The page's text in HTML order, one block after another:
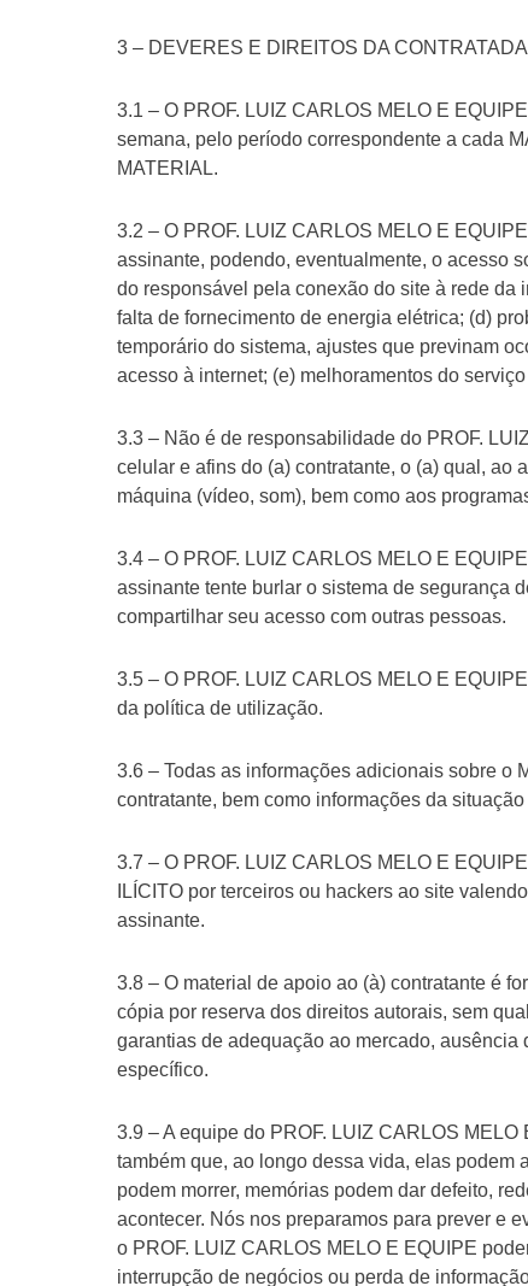
3 – DEVERES E DIREITOS DA CONTRATADA
3.1 – O PROF. LUIZ CARLOS MELO E
semana, pelo período correspondente a cada
MATERIAL.
3.2 – O PROF. LUIZ CARLOS MELO E
assinante, podendo, eventualmente, o acesso
do responsável pela conexão do site à rede da
falta de fornecimento de energia elétrica; (d)
temporário do sistema, ajustes que previnam
acesso à internet; (e) melhoramentos do
3.3 – Não é de responsabilidade do PROF.
celular e afins do (a) contratante, o (a) qual, ao
máquina (vídeo, som), bem como aos
3.4 – O PROF. LUIZ CARLOS MELO E
assinante tente burlar o sistema de segurança
compartilhar seu acesso com outras pessoas.
3.5 – O PROF. LUIZ CARLOS MELO E
da política de utilização.
3.6 – Todas as informações adicionais sobre o
contratante, bem como informações da
3.7 – O PROF. LUIZ CARLOS MELO E
ILÍCITO por terceiros ou hackers ao site
assinante.
3.8 – O material de apoio ao (à) contratante é
cópia por reserva dos direitos autorais, sem
garantias de adequação ao mercado,
específico.
3.9 – A equipe do PROF. LUIZ CARLOS
também que, ao longo dessa vida, elas podem
podem morrer, memórias podem dar defeito,
acontecer. Nós nos preparamos para prever e
o PROF. LUIZ CARLOS MELO E EQUIPE
interrupção de negócios ou perda de